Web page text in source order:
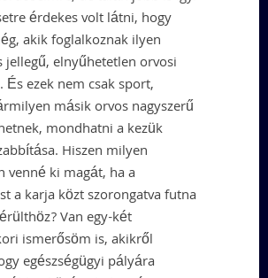
érdekes volt látni, hogy
akik foglalkoznak ilyen
jellegű, elnyűhetetlen orvosi
És ezek nem csak sport,
másik orvos nagyszerű
mondhatni a kezük
Hiszen milyen
venné ki magát, ha a
a karja közt szorongatva futna
Van egy-két
ismerősöm is, akikről
egészségügyi pályára